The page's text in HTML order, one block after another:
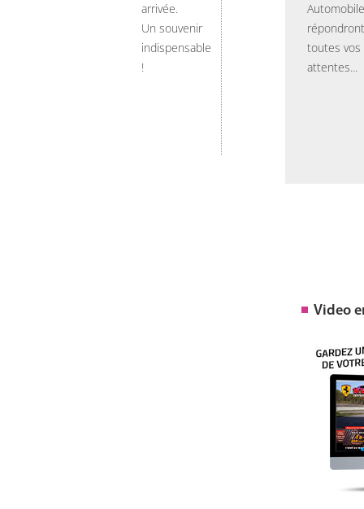
arrivée.
Un souvenir
indispensable
!
Automobile
toutes vos
attentes...
Video